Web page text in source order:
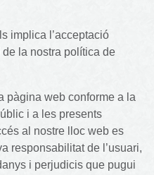
implica l’acceptació
la nostra política de
pàgina web conforme a la
i a les presents
al nostre lloc web es
responsabilitat de l’usuari,
i perjudicis que pugui